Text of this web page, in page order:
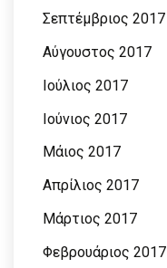
Σεπτέμβριος 2017
Αύγουστος 2017
Ιούλιος 2017
Ιούνιος 2017
Μάιος 2017
Απρίλιος 2017
Μάρτιος 2017
Φεβρουάριος 2017